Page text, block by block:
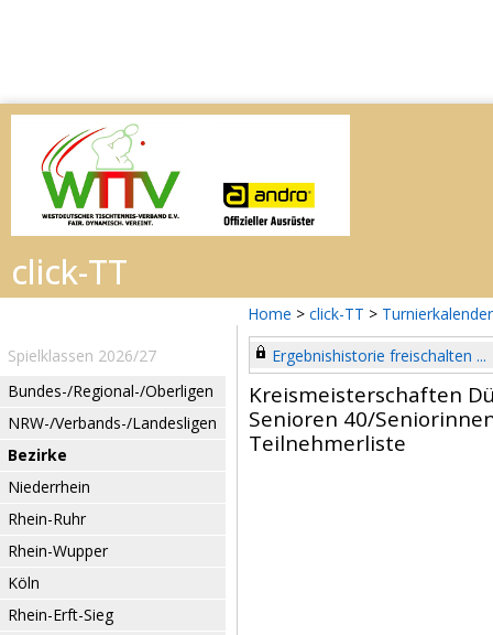
Home > click-TT > Turnierkalender
Spielklassen 2026/27
Bundes-/Regional-/Oberligen
NRW-/Verbands-/Landesligen
Bezirke
Niederrhein
Rhein-Ruhr
Rhein-Wupper
Köln
Rhein-Erft-Sieg
Ergebnishistorie freischalten ...
Kreismeisterschaften
Senioren 40/
Teilnehmerliste